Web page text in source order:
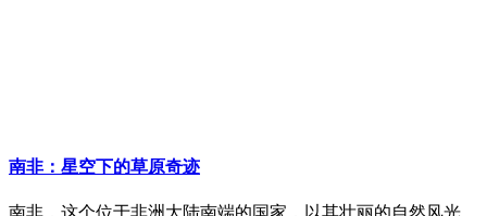
南非：星空下的草原奇迹
南非，这个位于非洲大陆南端的国家，以其壮丽的自然风光、